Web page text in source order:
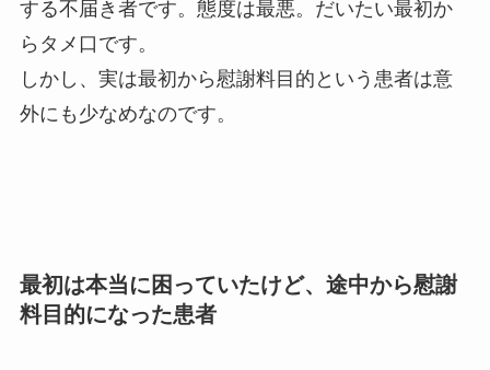
する不届き者です。態度は最悪。だいたい最初か
らタメ口です。
しかし、実は最初から慰謝料目的という患者は意
外にも少なめなのです。
最初は本当に困っていたけど、途中から慰謝
料目的になった患者